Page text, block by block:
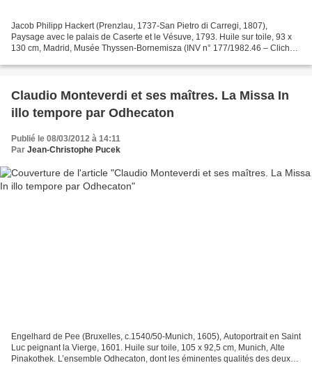
Jacob Philipp Hackert (Prenzlau, 1737-San Pietro di Carregi, 1807),
Paysage avec le palais de Caserte et le Vésuve, 1793. Huile sur toile, 93 x
130 cm, Madrid, Musée Thyssen-Bornemisza (INV n° 177/1982.46 – Cliché
Claudio Monteverdi et ses maîtres. La Missa In
illo tempore par Odhecaton
Publié le 08/03/2012 à 14:11
Par Jean-Christophe Pucek
Engelhard de Pee (Bruxelles, c.1540/50-Munich, 1605), Autoportrait en Saint
Luc peignant la Vierge, 1601. Huile sur toile, 105 x 92,5 cm, Munich, Alte
Pinakothek. L’ensemble Odhecaton, dont les éminentes qualités des deux